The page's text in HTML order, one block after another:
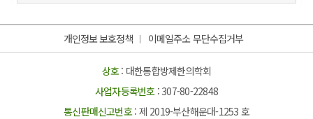
개인정보 보호정책 이메일주소 무단수집거부
상호: 대한통합방제한의학회
사업자등록번호: 307-80-22848
통신판매신고번호: 제 2019-부산해운대-1253 호